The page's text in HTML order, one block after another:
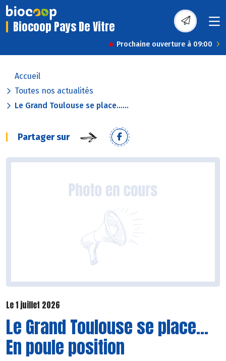
Biocoop Pays De Vitre
Prochaine ouverture à 09:00
Accueil
Toutes nos actualités
Le Grand Toulouse se place......
Partager sur
Le 1 juillet 2026
Le Grand Toulouse se place...
En poule position